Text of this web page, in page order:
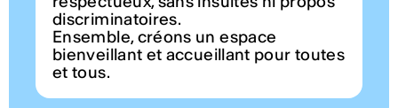
discriminatoires.
Ensemble, créons un espace
bienveillant et accueillant pour toutes
et tous.